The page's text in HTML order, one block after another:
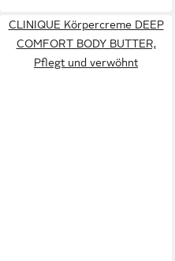
CLINIQUE Körpercreme DEEP
COMFORT BODY BUTTER,
Pflegt und verwöhnt